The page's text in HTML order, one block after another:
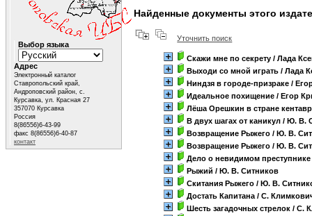
Найденные документы этого
Уточнить поиск
Скажи мне по секрету / Лада
Выходи со мной играть / Лада
Ниндзя в городе-призраке /
Идеальное похищение / Егор
Лёша Орешкин в стране
В двух шагах от каникул / Ю. В.
Возвращение Рыжего / Ю. В.
Возвращение Рыжего / Ю. В.
Дело о невидимом преступнике
Рыжий / Ю. В. Ситников
Скитания Рыжего / Ю. В.
Достать Капитана / С.
Шесть загадочных стрелок / С.
Выбор языка
Адрес
Электронный каталог
Ставропольский край,
Андроповский район, с.
Курсавка, ул. Красная 27
357070 Курсавка
Россия
8(86556)6-43-99
факс 8(86556)6-40-87
контакт